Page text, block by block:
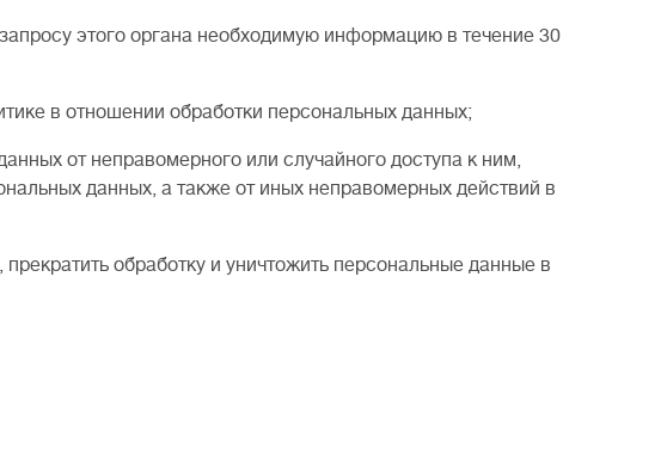
этого органа необходимую информацию в течение 30
в отношении обработки персональных данных;
от неправомерного или случайного доступа к ним,
данных, а также от иных неправомерных действий в
обработку и уничтожить персональные данные в